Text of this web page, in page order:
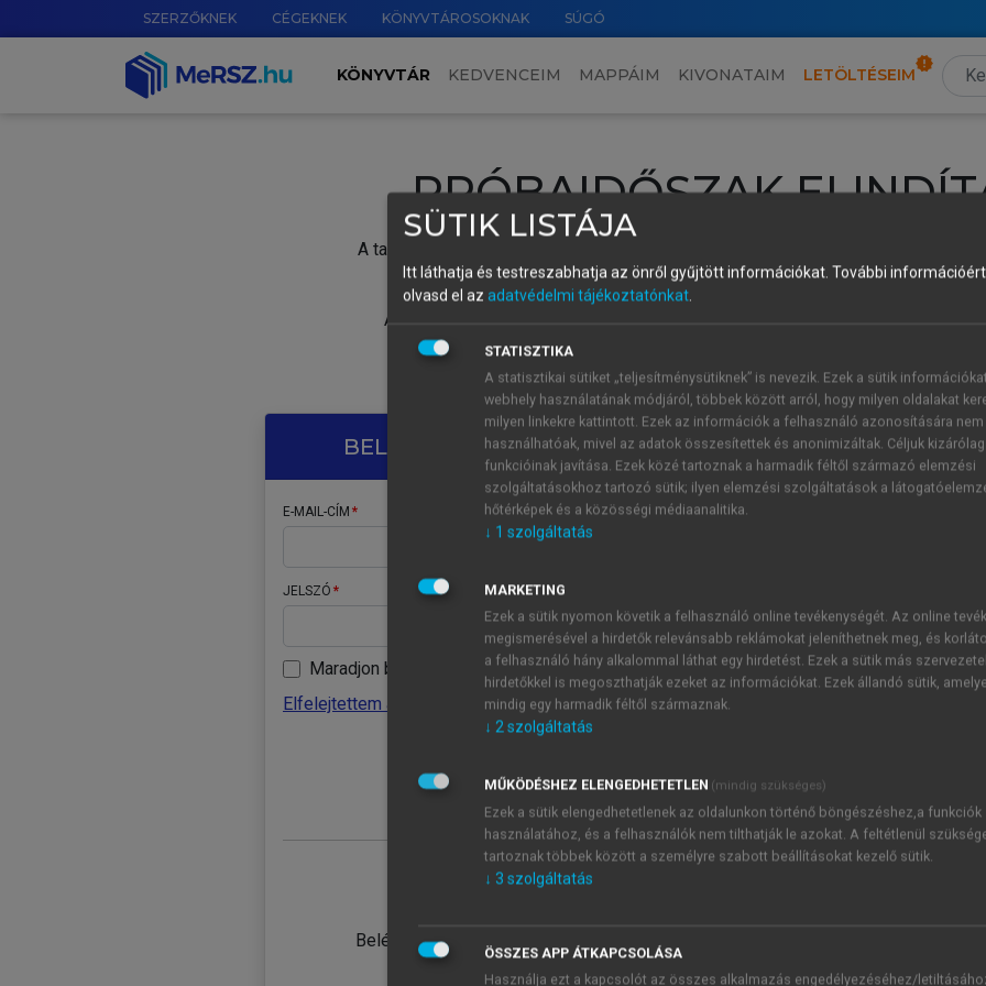
SZERZŐKNEK CÉGEKNEK KÖNYVTÁROSOKNAK SÚGÓ
KÖNYVTÁR KEDVENCEIM MAPPÁIM KIVONATAIM LETÖLTÉSEIM
PRÓBAIDŐSZAK
A tartalom megtekintéséhez lépj be a saját fiókoddal, iskolai azonosítóddal vagy
Új felhasználóként1 óra díjmentes hozzáférésrevagy
A próbaidőszak elindításához,
vagy hozz
A regisztráció után a
BELÉPÉS SAJÁT FIÓKKAL
E-MAIL-CÍM
JELSZÓ
Maradjon belépve
Elfelejtettem a jelszavamat
Belépés intézményi azonosítóval
ÚJ FIÓK
1 óra
JELSZÓ
Kérek értesítést a MeRSZ
Kérek értesítést az
SÜTIK LISTÁJA
Itt láthatja és testreszabhatja az önről gyűjtött információkat. További
olvasd el az adatvédelmi tájékoztatónkat.
STATISZTIKA
A statisztikai sütiket „teljesítménysütiknek” is nevezik. Ezek a sütik
webhely használatának módjáról, többek között arról, hogy milyen oldalakat
milyen linkekre kattintott. Ezek az információk a felhasználó azonosítására nem
használhatóak, mivel az adatok összesítettek és anonimizáltak. Céljuk
funkcióinak javítása. Ezek közé tartoznak a harmadik féltől származó elemzési
szolgáltatásokhoz tartozó sütik; ilyen elemzési szolgáltatások a
hőtérképek és a közösségi médiaanalitika.
↓ 1 szolgáltatás
MARKETING
Ezek a sütik nyomon követik a felhasználó online tevékenységét. Az online
megismerésével a hirdetők relevánsabb reklámokat jeleníthetnek meg, és
a felhasználó hány alkalommal láthat egy hirdetést. Ezek a sütik más
hirdetőkkel is megoszthatják ezeket az információkat. Ezek állandó sütik,
mindig egy harmadik féltől származnak.
↓ 2szolgáltatás
MŰKÖDÉSHEZ ELENGEDHETETLEN (mindig szükséges)
Ezek a sütik elengedhetetlenek az oldalunkon történő böngészéshez,a funkciók
használatához, és a felhasználók nem tilthatják le azokat. A feltétlenül
tartoznak többek között a személyre szabott beállításokat kezelő sütik.
↓ 3 szolgáltatás
ÖSSZES APP ÁTKAPCSOLÁSA
Használja ezt a kapcsolót az összes alkalmazás engedélyezéséhez/